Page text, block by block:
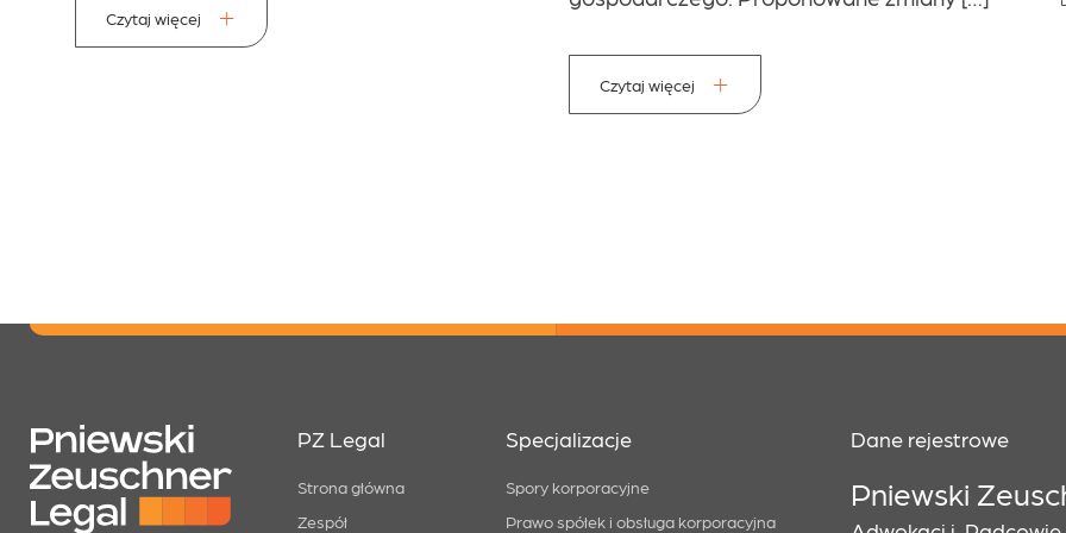
Czytaj więcej
Czytaj więcej
PZ Legal
Strona główna
Zespół
Specjalizacje
Spory korporacyjne
Prawo spółek i obsługa korporacyjna
Dane rejestrowe
Pniewski